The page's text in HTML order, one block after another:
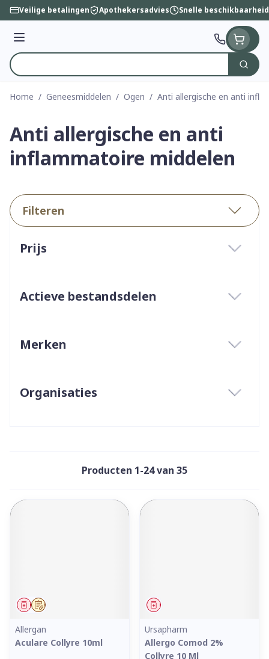
Ga naar de inhoud
Veilige betalingen Apothekersadvies Snelle beschikbaarheid
Menu
Product, merk, categorie...
Zoek
Home / Geneesmiddelen / Ogen / Anti allergische en anti
Anti allergische en anti
inflammatoire middelen
Filteren
Prijs
Actieve bestandsdelen
Merken
Organisaties
Producten 1-24van 35
Op voorschrift
Geneesmiddel
Allergan
Aculare Collyre 10ml
Geneesmiddel
Ursapharm
Allergo Comod 2%
Collyre 10 Ml